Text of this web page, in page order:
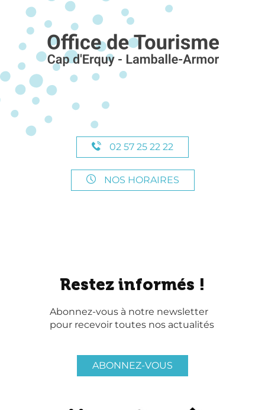
02 57 25 22 22
NOS HORAIRES
Restez informés !
Abonnez-vous à notre newsletter
pour recevoir toutes nos actualités
ABONNEZ-VOUS